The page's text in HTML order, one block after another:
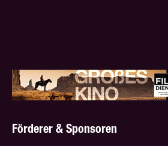
Förderer & Sponsoren